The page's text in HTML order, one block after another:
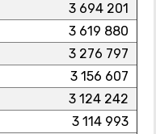
3 694 201
3 619 880
3 276 797
3 156 607
3 124 242
3 114 993